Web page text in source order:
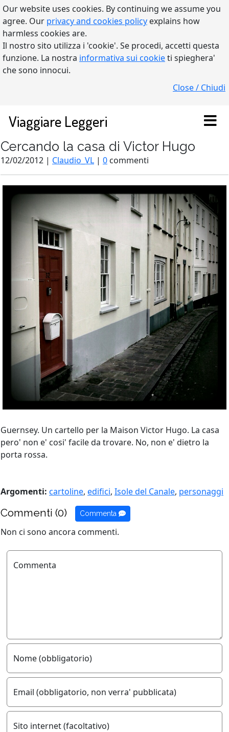
Our website uses cookies. By continuing we assume you
agree. Our privacy and cookies policy explains how
harmless cookies are.
Il nostro sito utilizza i 'cookie'. Se procedi, accetti questa
funzione. La nostra informativa sui cookieti spieghera'
che sono innocui.
Close / Chiudi
Viaggiare Leggeri
Cercando la casa di Victor Hugo
12/02/2012 | Claudio_VL | 0 commenti
Guernsey. Un cartello per la Maison Victor Hugo. La casa
pero' non e' cosi' facile da trovare. No, non e' dietro la
porta rossa.
Argomenti: cartoline, edifici, Isole del Canale, personaggi
Commenti (0) Commenta
Non ci sono ancora commenti.
Commenta
Nome (obbligatorio)
Email (obbligatorio, non verra' pubblicata)
Sito internet (facoltativo)